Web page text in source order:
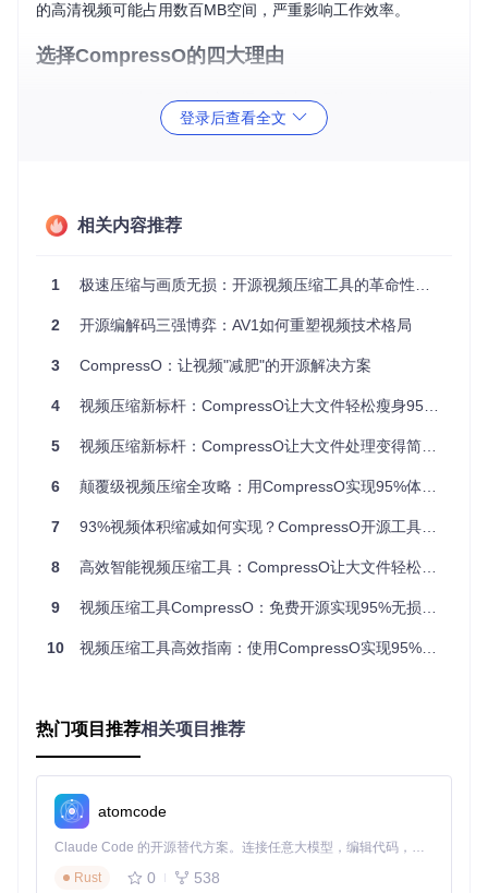
的高清视频可能占用数百MB空间，严重影响工作效率。
选择CompressO的四大理由
CompressO的出现彻底改变了视频压缩的现状。作为一款完
全开源的本地工具，它将复杂的视频处理技术转化为直观的操
作体验。其核心优势在于：
速度优势：支持GPU硬件加速，处理效率提升300%
从零开始的压缩实战
完成工具安装与配置
📌 克隆项目仓库：git clone https://gitcode.com/gh_
启动应用程序，首次运行可能需要系统权限授权
掌握核心操作流程
选择压缩质量（高/中/低）和输出格式 📌预览效果：查看压缩
待进度条完成 📌保存文件：选择输出路径，完成压缩流程
验证压缩效果
原始大小：229MB
压缩后大小：14MB
画质损失：肉眼几乎不可分辨
实现三倍压缩速度：硬件加速配置
登录后查看全文
相关内容推荐
1 极速压缩与画质无损：开源视频压缩工具的革命性突破
2 开源编解码三强博弈：AV1如何重塑视频技术格局
3 CompressO：让视频"减肥"的开源解决方案
4 视频压缩新标杆：CompressO让大文件轻松瘦身95%的实战指南
5 视频压缩新标杆：CompressO让大文件处理变得简单高效
6 颠覆级视频压缩全攻略：用CompressO实现95%体积缩减的终极方案
7 93%视频体积缩减如何实现？CompressO开源工具全攻略
8 高效智能视频压缩工具：CompressO让大文件轻松瘦身
9 视频压缩工具CompressO：免费开源实现95%无损压缩的本地处理方案
10 视频压缩工具高效指南：使用CompressO实现95%压缩率的完整教程
热门项目推荐相关项目推荐
atomcode
Claude Code 的开源替代方案。连接任意大模型，编辑代码，运行命令，自动验证 — 全自动执行。用 Rust 构建，极致性能。 ｜ An open-source alternative to Claude Code. Connect any LLM, edit code, run commands, and verify changes — autonomously. Built in Rust for speed. Get Started
Rust
0 538